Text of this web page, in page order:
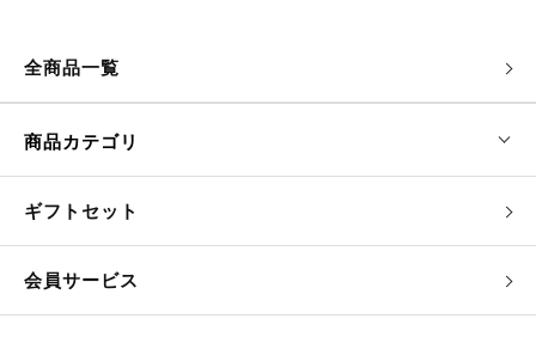
全商品一覧
商品カテゴリ
ギフトセット
会員サービス